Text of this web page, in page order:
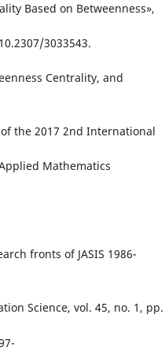
Based on Betweenness»,
3033543.
Centrality, and
the 2017 2nd International
Mathematics
fronts of JASIS 1986-
Science, vol. 45, no. 1, pp.